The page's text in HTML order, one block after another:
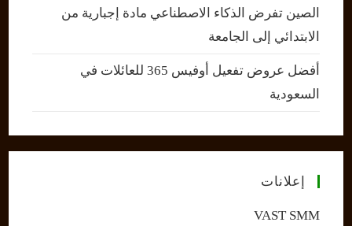
الصين تفرض الذكاء الاصطناعي مادة إجبارية من
الابتدائي إلى الجامعة
أفضل عروض تفعيل أوفيس 365 للعائلات في
السعودية
إعلانات
VAST SMM